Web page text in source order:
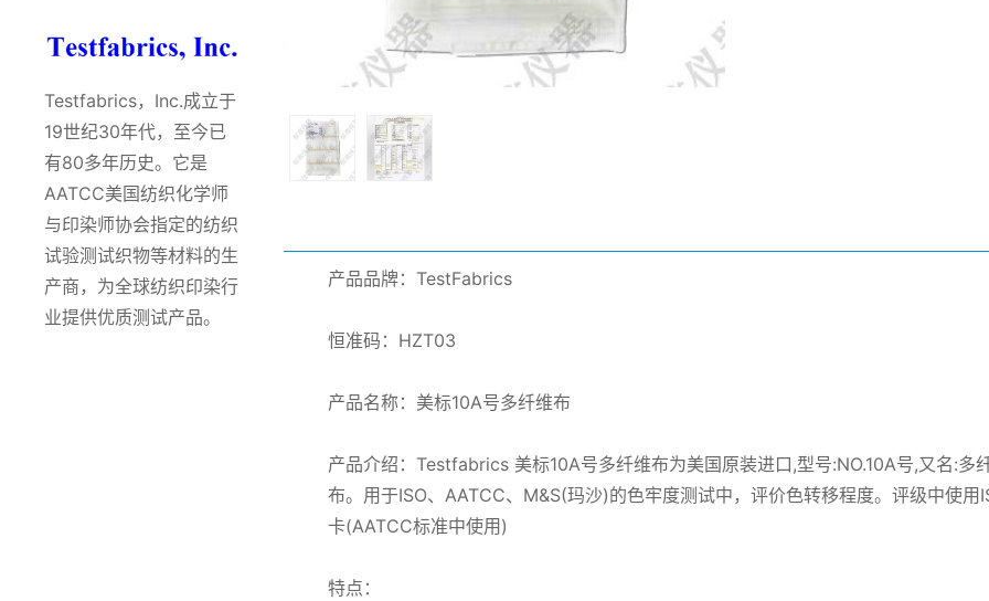
Testfabrics，Inc.成立于
19世纪30年代，至今已
有80多年历史。它是
AATCC美国纺织化学师
与印染师协会指定的纺织
试验测试织物等材料的生
产商，为全球纺织印染行
业提供优质测试产品。
产品品牌：TestFabrics
恒准码：HZT03
产品名称：美标10A号多纤维布
产品介绍：Testfabrics 美标10A号多纤维布为美国原装进口,型号:NO.10A号,又名:
布。用于ISO、AATCC、M&S(玛沙)的色牢度测试中，评价色转移程度。评级中使
卡(AATCC标准中使用)
特点：